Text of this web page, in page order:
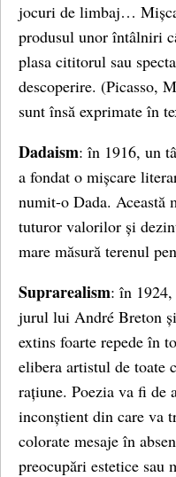
jocuri de limbaj…
produsul unor întâlniri
plasa cititorul sau
descoperire. (Picasso,
sunt însă exprimate în
Dadaism: în 1916, un
a fondat o mișcare
numit-o Dada. Această
tuturor valorilor și
mare măsură terenul
Suprarealism: în
jurul lui André Breton
extins foarte repede în
elibera artistul de toate
rațiune. Poezia va fi de
inconștient din care va
colorate mesaje în
preocupări estetice sau